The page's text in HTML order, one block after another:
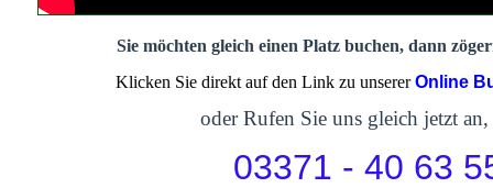
Sie möchten gleich einen Platz buchen, dann
Klicken Sie direkt auf den Link zu unsererOnline
oder Rufen Sie uns gleich jetzt an,
03371 - 40 63